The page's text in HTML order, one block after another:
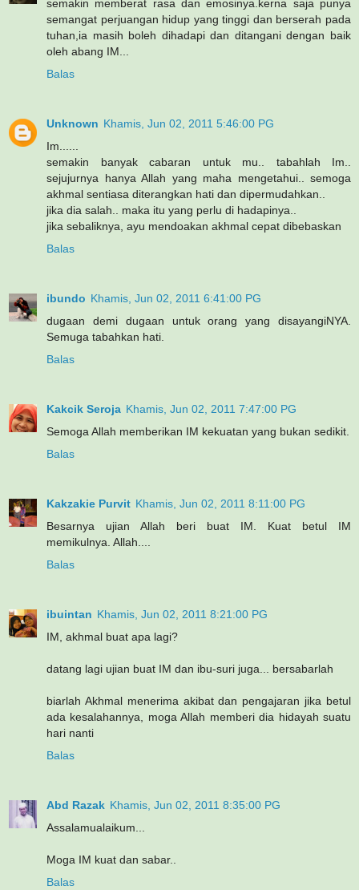
semakin memberat rasa dan emosinya.kerna saja punya
semangat perjuangan hidup yang tinggi dan berserah pada
tuhan,ia masih boleh dihadapi dan ditangani dengan baik
oleh abang IM...
Balas
Unknown Khamis, Jun 02, 2011 5:46:00 PG
Im......
semakin banyak cabaran untuk mu.. tabahlah Im..
sejujurnya hanya Allah yang maha mengetahui.. semoga
akhmal sentiasa diterangkan hati dan dipermudahkan..
jika dia salah.. maka itu yang perlu di hadapinya..
jika sebaliknya, ayu mendoakan akhmal cepat dibebaskan
Balas
ibundo Khamis, Jun 02, 2011 6:41:00 PG
dugaan demi dugaan untuk orang yang disayangiNYA.
Semuga tabahkan hati.
Balas
Kakcik Seroja Khamis, Jun 02, 2011 7:47:00 PG
Semoga Allah memberikan IM kekuatan yang bukan sedikit.
Balas
Kakzakie Purvit Khamis, Jun 02, 2011 8:11:00 PG
Besarnya ujian Allah beri buat IM. Kuat betul IM
memikulnya. Allah....
Balas
ibuintan Khamis, Jun 02, 2011 8:21:00 PG
IM, akhmal buat apa lagi?
datang lagi ujian buat IM dan ibu-suri juga... bersabarlah
biarlah Akhmal menerima akibat dan pengajaran jika betul
ada kesalahannya, moga Allah memberi dia hidayah suatu
hari nanti
Balas
Abd Razak Khamis, Jun 02, 2011 8:35:00 PG
Assalamualaikum...
Moga IM kuat dan sabar..
Balas